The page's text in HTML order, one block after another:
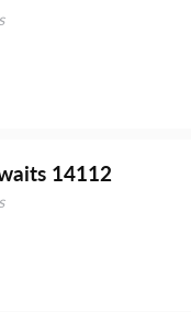
14112